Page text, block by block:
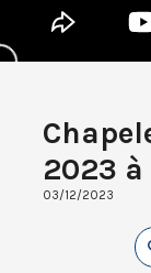
2023 à
03/12/2023